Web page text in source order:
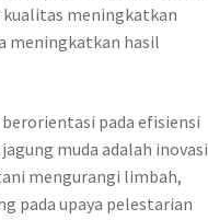
kualitas meningkatkan
meningkatkan hasil
pada efisiensi
muda adalah inovasi
mengurangi limbah,
pada upaya pelestarian